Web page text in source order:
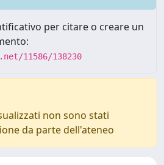
per citare o creare un
11586/138230
non sono stati
da parte dell'ateneo